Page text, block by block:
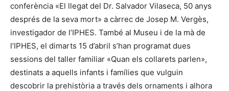
conferència «El llegat del Dr. Salvador Vilaseca, 50 anys
després de la seva mort» a càrrec de Josep M. Vergès,
investigador de l’IPHES. També al Museu i de la mà de
l’IPHES, el dimarts 15 d’abril s’han programat dues
sessions del taller familiar «Quan els collarets parlen»,
destinats a aquells infants i famílies que vulguin
descobrir la prehistòria a través dels ornaments i alhora